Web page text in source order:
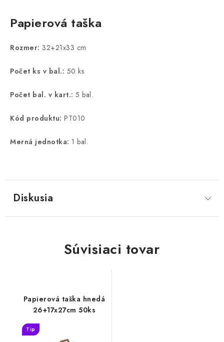
Papierová taška
Rozmer: 32+21x33 cm
Počet ks v bal.: 50 ks
Počet bal. v kart.: 5 bal.
Kód produktu: PT010
Merná jednotka: 1 bal.
Diskusia
Súvisiaci tovar
Papierová taška hnedá
26+17x27cm 50ks
Tip